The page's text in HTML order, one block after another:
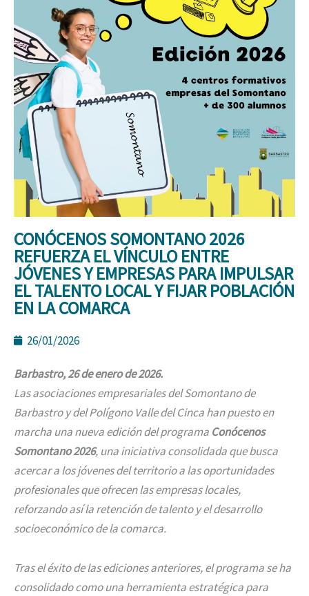
CONÓCENOS SOMONTANO 2026
REFUERZA EL VÍNCULO ENTRE
JÓVENES Y EMPRESAS PARA IMPULSAR
EL TALENTO LOCAL Y FIJAR POBLACIÓN
EN LA COMARCA
26/01/2026
Barbastro, 26 de enero de 2026.
Las asociaciones empresariales del Somontano de
Barbastro y del Polígono Valle del Cinca han puesto en
marcha una nueva edición del programa Conócenos
Somontano 2026, una iniciativa consolidada que busca
acercar a los jóvenes del territorio a las oportunidades
profesionales que ofrecen las empresas locales,
reforzando así la retención de talento y el desarrollo
socioeconómico de la comarca.
Tras el éxito de las ediciones anteriores, el programa se ha
consolidado como una herramienta estratégica para